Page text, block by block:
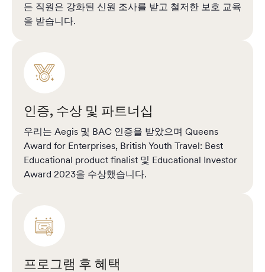
든 직원은 강화된 신원 조사를 받고 철저한 보호 교육
을 받습니다.
인증, 수상 및 파트너십
우리는 Aegis 및 BAC 인증을 받았으며 Queens
Award for Enterprises, British Youth Travel: Best
Educational product finalist 및 Educational Investor
Award 2023을 수상했습니다.
프로그램 후 혜택